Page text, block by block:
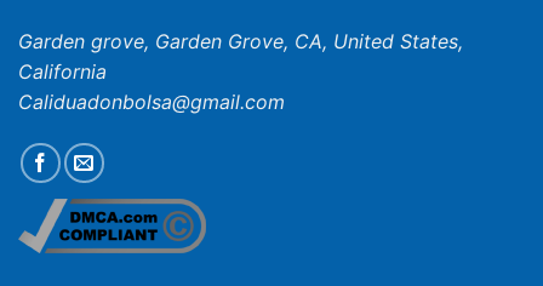
Garden grove, Garden Grove, CA, United States,
California
Caliduadonbolsa@gmail.com